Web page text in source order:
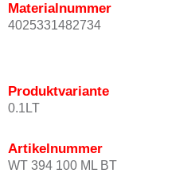
Materialnummer
4025331482734
Produktvariante
0.1LT
Artikelnummer
WT 394 100 ML BT